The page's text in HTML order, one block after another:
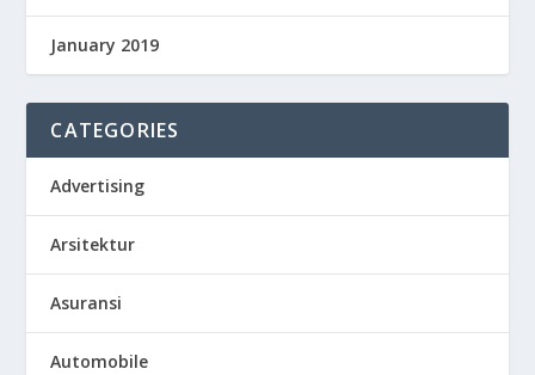
January 2019
CATEGORIES
Advertising
Arsitektur
Asuransi
Automobile